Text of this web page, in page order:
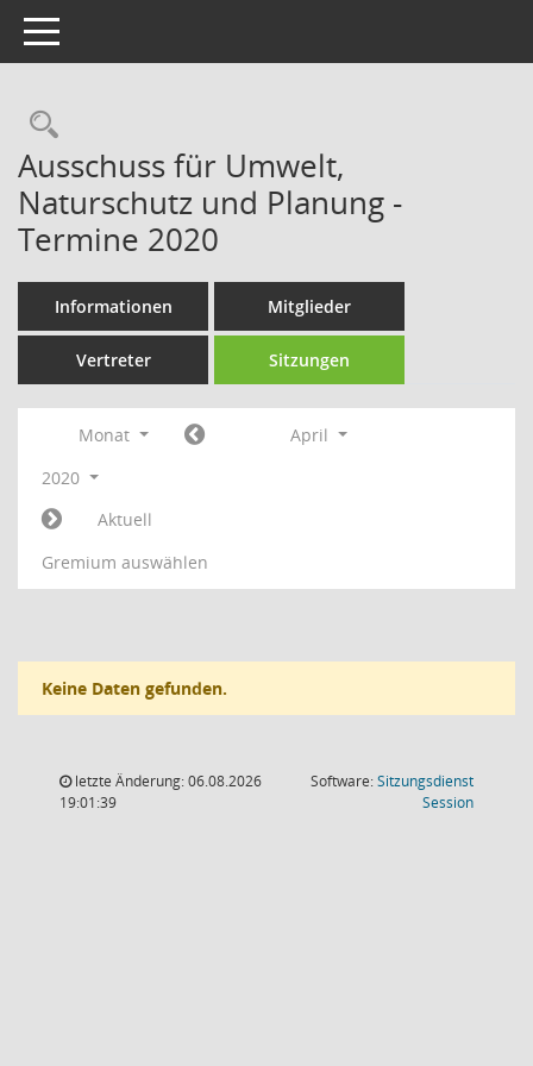
Toggle navigation
Rechercheauswahl
Ausschuss für Umwelt,
Naturschutz und Planung -
Termine 2020
Informationen Mitglieder
Vertreter Sitzungen
Monat
April
2020
Aktuell
Gremium auswählen
Keine Daten gefunden.
letzte Änderung: 06.08.2026
19:01:39
Software:Sitzungsdienst
Session(Wird in